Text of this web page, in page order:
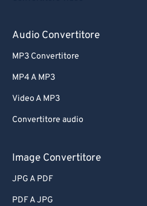
Audio Convertitore
MP3 Convertitore
MP4 A MP3
Video A MP3
Convertitore audio
Image Convertitore
JPG A PDF
PDF A JPG